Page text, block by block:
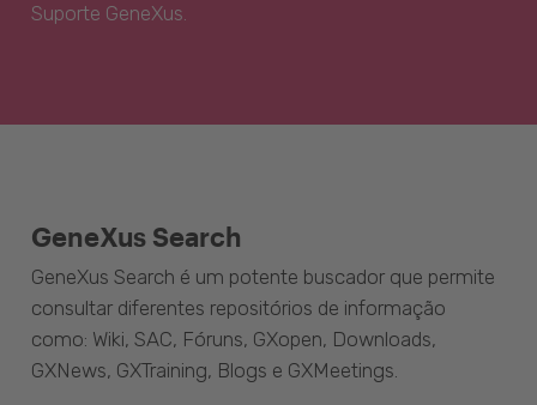
Suporte GeneXus.
GeneXus Search
GeneXus Search é um potente buscador que permite
consultar diferentes repositórios de informação
como: Wiki, SAC, Fóruns, GXopen, Downloads,
GXNews, GXTraining, Blogs e GXMeetings.